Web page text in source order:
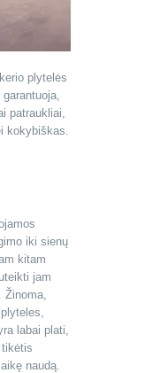
plytelės
patraukliai,
kokybiškas.
iki sienų
kitam
jam
labai plati,
naudą.